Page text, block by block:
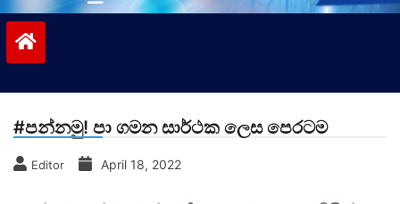
#පන්නමු! පා ගමන සාර්ථක ලෙස පෙරටම
Editor April 18, 2022